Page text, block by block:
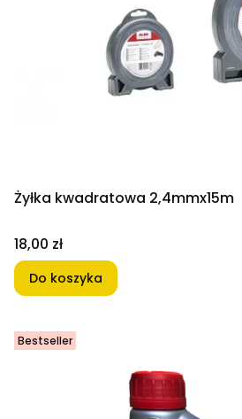
Żyłka kwadratowa 2,4mmx15m
Cena
18,00 zł
Do koszyka
Bestseller